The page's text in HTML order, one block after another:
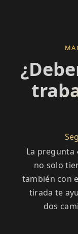
La pregunta
no solo
también con
tirada te
dos